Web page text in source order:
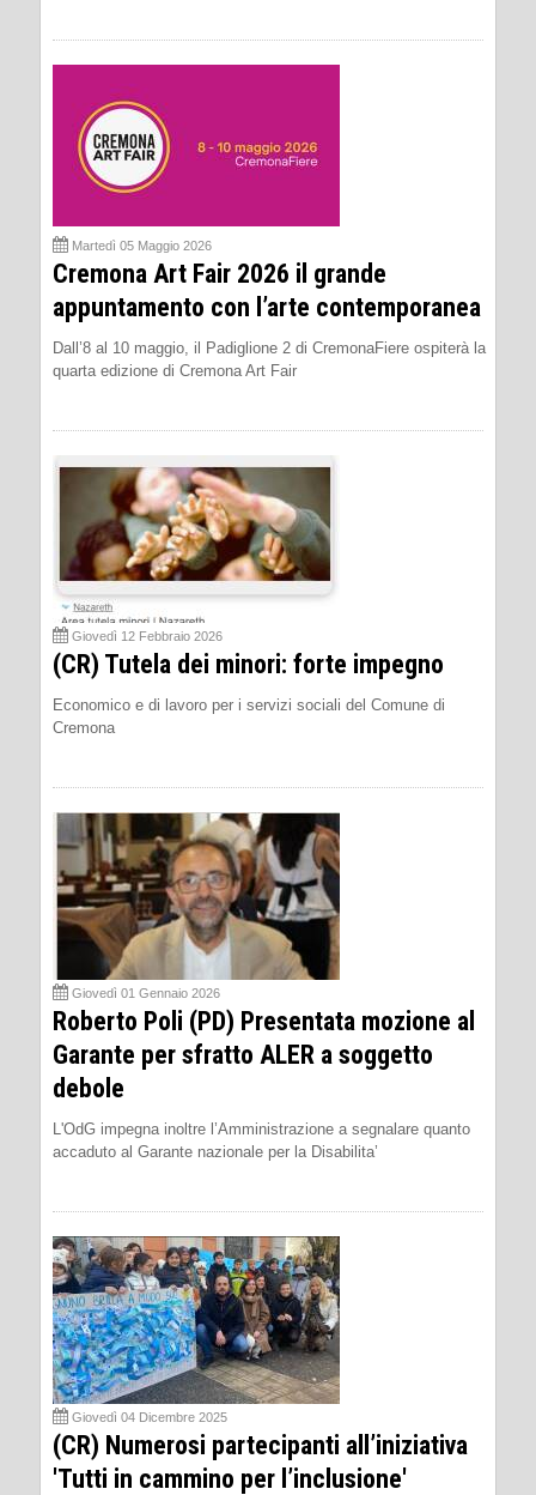
Martedì 05 Maggio 2026
Cremona Art Fair 2026 il grande
appuntamento con l’arte contemporanea
Dall’8 al 10 maggio, il Padiglione 2 di CremonaFiere ospiterà la
quarta edizione di Cremona Art Fair
Giovedì 12 Febbraio 2026
(CR) Tutela dei minori: forte impegno
Economico e di lavoro per i servizi sociali del Comune di
Cremona
Giovedì 01 Gennaio 2026
Roberto Poli (PD) Presentata mozione al
Garante per sfratto ALER a soggetto
debole
L'OdG impegna inoltre l’Amministrazione a segnalare quanto
accaduto al Garante nazionale per la Disabilita’
Giovedì 04 Dicembre 2025
(CR) Numerosi partecipanti all’iniziativa
'Tutti in cammino per l’inclusione'